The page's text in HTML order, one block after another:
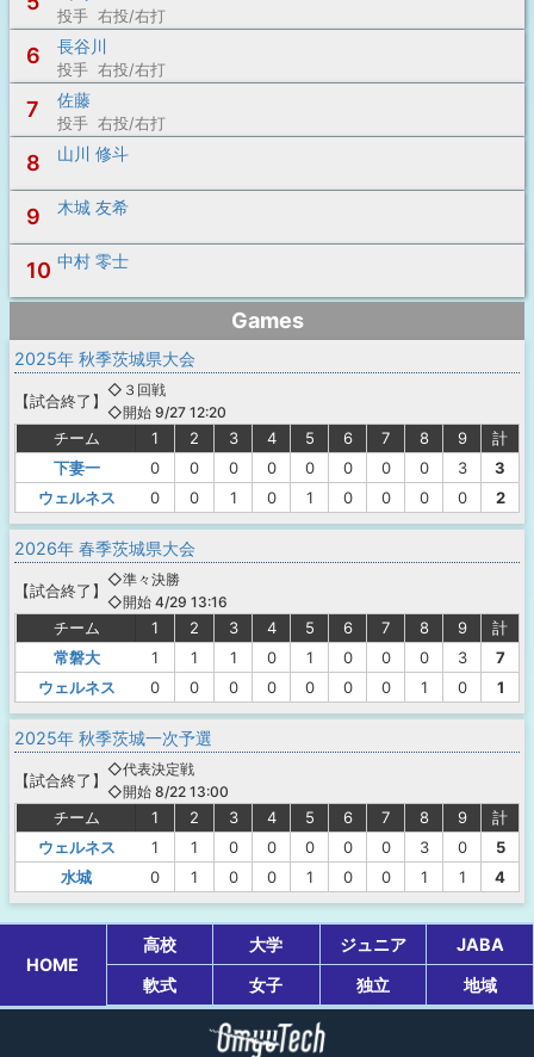
投手 右投/右打
6 長谷川
投手 右投/右打
7 佐藤
投手 右投/右打
8 山川 修斗
9 木城 友希
10 中村 零士
Games
2025年 秋季茨城県大会
【試合終了 】
◇３回戦
◇開始 9/27 12:20
チーム 1 2 3 4 5 6 7 8 9
計
下妻一
0 0 0 0 0 0 0 0 3
3
ウェルネス
0 0 1 0 1 0 0 0 0 2
2026年 春季茨城県大会
【試合終了 】
◇準々決勝
◇開始 4/29 13:16
チーム 1 2 3 4 5 6 7 8 9
計
常磐大
1 1 1 0 1 0 0 0 3
7
ウェルネス
0 0 0 0 0 0 0 1 0 1
2025年 秋季茨城一次予選
【試合終了 】
◇代表決定戦
◇開始 8/22 13:00
チーム 1 2 3 4 5 6 7 8 9
計
ウェルネス
1 1 0 0 0 0 0 3 0
5
水城
0 1 0 0 1 0 0 1 1 4
HOME
高校 大学 ジュニア
JABA
軟式
女子 独立 地域